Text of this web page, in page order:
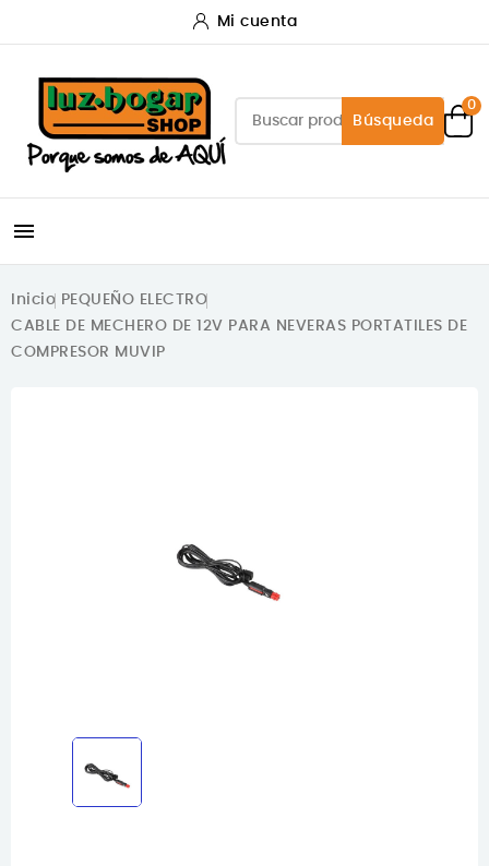
Mi cuenta
Búsqueda
0

Inicio PEQUEÑO ELECTRO
CABLE DE MECHERO DE 12V PARA NEVERAS PORTATILES DE
COMPRESOR MUVIP